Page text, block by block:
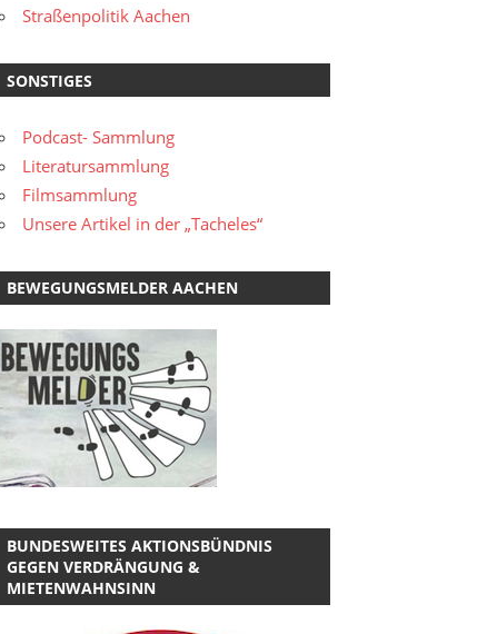
Straßenpolitik Aachen
SONSTIGES
Podcast- Sammlung
Literatursammlung
Filmsammlung
Unsere Artikel in der „Tacheles“
BEWEGUNGSMELDER AACHEN
BUNDESWEITES AKTIONSBÜNDNIS
GEGEN VERDRÄNGUNG &
MIETENWAHNSINN